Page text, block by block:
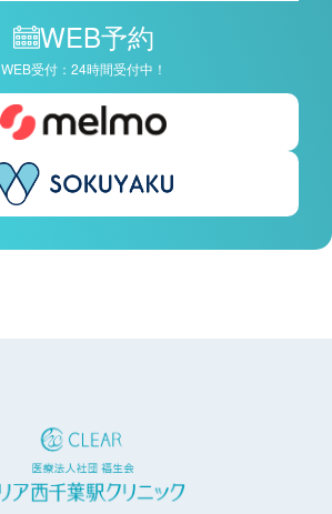
WEB予約
WEB受付：24時間受付中！